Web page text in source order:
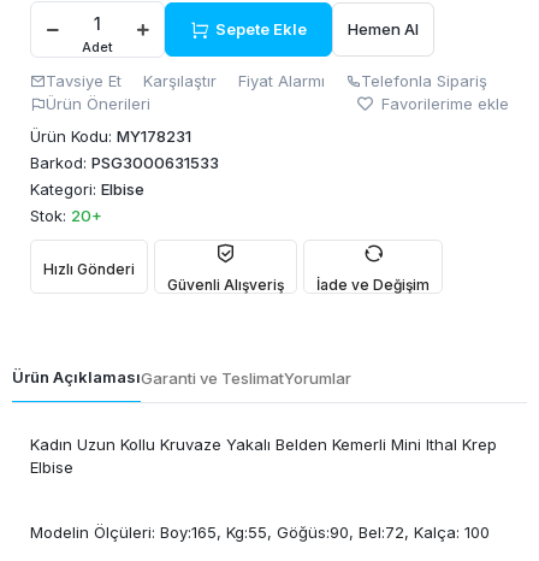
Adet
Sepete Ekle Hemen Al
Tavsiye Et Karşılaştır Fiyat Alarmı
Telefonla Sipariş
Ürün Önerileri
Favorilerime ekle
Ürün Kodu: MY178231
Barkod: PSG3000631533
Kategori: Elbise
Stok: 20+
Hızlı Gönderi
Güvenli Alışveriş
İade ve Değişim
Ürün AçıklamasıGaranti ve TeslimatYorumlar
Kadın Uzun Kollu Kruvaze Yakalı Belden Kemerli Mini Ithal Krep
Elbise
Modelin Ölçüleri: Boy:165, Kg:55, Göğüs:90, Bel:72, Kalça: 100